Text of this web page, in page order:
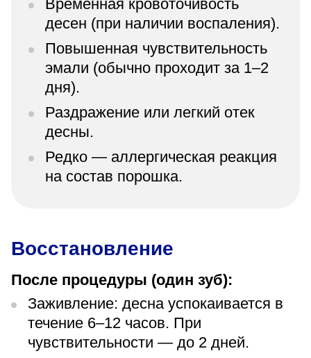
Временная кровоточивость
десен (при наличии воспаления).
Повышенная чувствительность
эмали (обычно проходит за 1–2
дня).
Раздражение или легкий отек
десны.
Редко — аллергическая реакция
на состав порошка.
Восстановление
После процедуры (один зуб):
Заживление: десна успокаивается в
течение 6–12 часов. При
чувствительности — до 2 дней.